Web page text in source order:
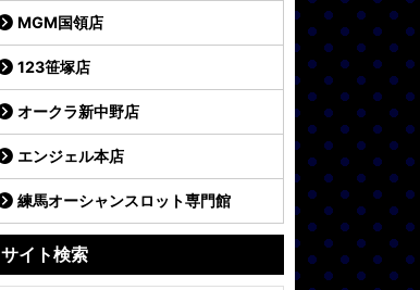
MGM国領店
123笹塚店
オークラ新中野店
エンジェル本店
練馬オーシャンスロット専門館
サイト検索